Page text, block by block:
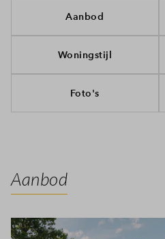
Aanbod
Woningstijl
Foto's
Aanbod